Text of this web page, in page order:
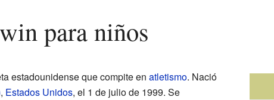
para niños
estadounidense que compite en atletismo. Nació
, Estados Unidos, el 1 de julio de 1999. Se